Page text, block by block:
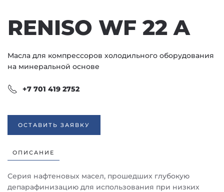
RENISO WF 22 A
Масла для компрессоров холодильного оборудования
на минеральной основе
+7 701 419 2752
ОСТАВИТЬ ЗАЯВКУ
ОПИСАНИЕ
Серия нафтеновых масел, прошедших глубокую
депарафинизацию для использования при низких